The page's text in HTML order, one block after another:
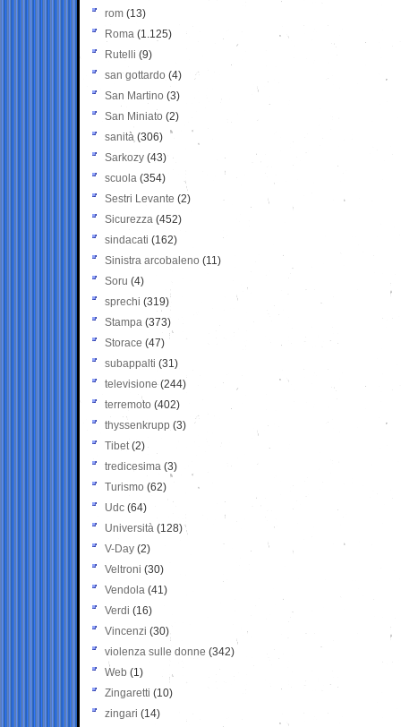
rom (13)
Roma (1.125)
Rutelli (9)
san gottardo (4)
San Martino (3)
San Miniato (2)
sanità (306)
Sarkozy (43)
scuola (354)
Sestri Levante (2)
Sicurezza (452)
sindacati (162)
Sinistra arcobaleno (11)
Soru (4)
sprechi (319)
Stampa (373)
Storace (47)
subappalti (31)
televisione(244)
terremoto (402)
thyssenkrupp (3)
Tibet(2)
tredicesima (3)
Turismo (62)
Udc (64)
Università (128)
V-Day (2)
Veltroni (30)
Vendola (41)
Verdi (16)
Vincenzi (30)
violenza sulle donne (342)
Web (1)
Zingaretti (10)
zingari (14)